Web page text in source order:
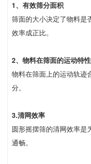
1、有效筛分面积
筛面的大小决定了物料是
效率成正比。
2、物料在筛面的运动特性
物料在筛面上的运动轨迹
分。
3.清网效率
圆形摇摆筛的清网效率是
通畅。